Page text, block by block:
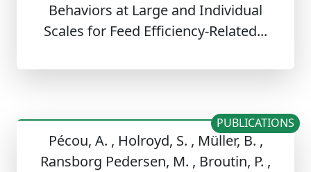
Behaviors at Large and Individual
Scales for Feed Efficiency-Related...
Pécou, A. , Holroyd, S. , Müller, B. ,
Ransborg Pedersen, M. , Broutin, P. ,
PUBLICATIONS